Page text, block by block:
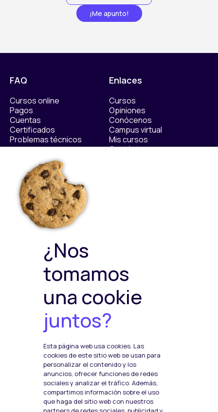
¡Me apunto!
FAQ
Cursos online
Pagos
Cuentas
Certificados
Problemas técnicos
Enlaces
Cursos
Opiniones
Conócenos
Campus virtual
Mis cursos
Contáctanos​
Políticas
Política Privacidad
Política de Cookies
Política de ventas y
devoluciones
Medioambiente
Política de Seguridad de la
Información
Plataformas de pago
Social Media
I
n
s
T
w
i
¿Nos
tomamos
una cookie
juntos?
Esta página web usa cookies. Las
cookies de este sitio web se usan para
personalizar el contenido y los
anuncios, ofrecer funciones de redes
sociales y analizar el tráfico. Además,
compartimos información sobre el uso
que haga del sitio web con nuestros